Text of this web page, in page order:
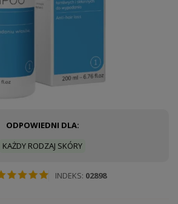
ODPOWIEDNI DLA:
KAŻDY RODZAJ SKÓRY
INDEKS 02898